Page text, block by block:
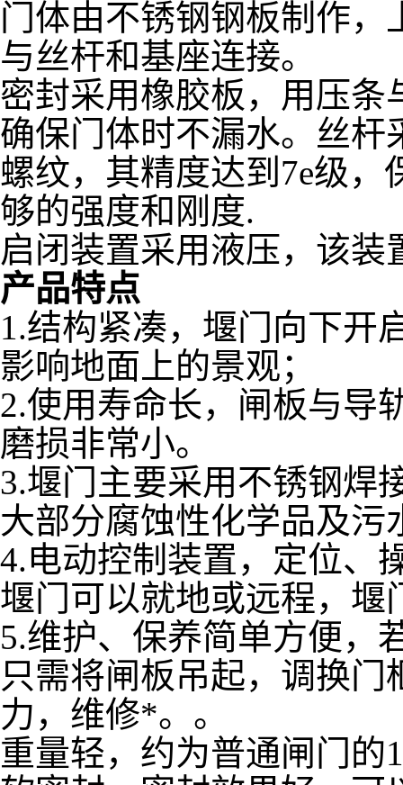
门体由不锈钢钢板制作
与丝杆和基座连接。
密封采用橡胶板，用压条
确保门体时不漏水。丝杆
螺纹，其精度达到7e级
够的强度和刚度.
启闭装置采用液压，该
产品特点
1.结构紧凑，堰门向下开
影响地面上的景观；
2.使用寿命长，闸板与导
磨损非常小。
3.堰门主要采用不锈钢焊
大部分腐蚀性化学品及污
4.电动控制装置，定位、
堰门可以就地或远程，堰
5.维护、保养简单方便，
只需将闸板吊起，调换
力，维修*。。
重量轻，约为普通闸门的